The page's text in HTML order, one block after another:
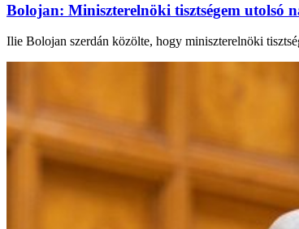
Bolojan: Miniszterelnöki tisztségem utolsó
Ilie Bolojan szerdán közölte, hogy miniszterelnöki